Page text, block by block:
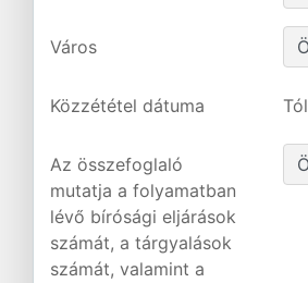
Város
Közzététel dátuma Tól
Az összefoglaló
mutatja a folyamatban
lévő bírósági eljárások
számát, a tárgyalások
számát, valamint a